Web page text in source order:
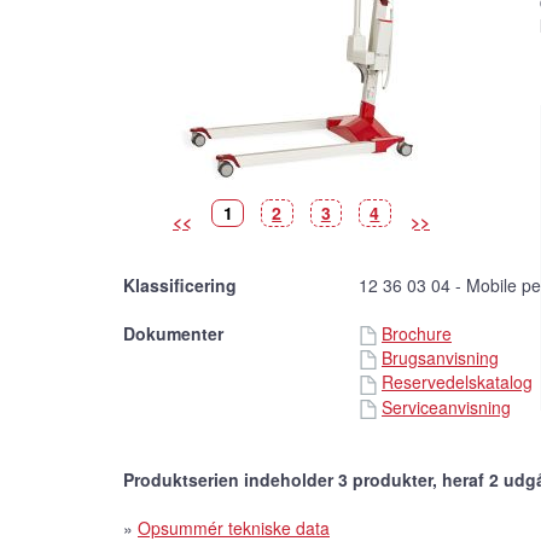
<< >>
Billede
1 (Vist
billede)
Billede
2 Billede
3 Billede
4
Klassificering
12 36 03 04 - Mobile
Dokumenter
Brochure
Brugsanvisning
Reservedelskatalog
Serviceanvisning
Produktserien indeholder 3 produkter, heraf 2
» Opsummér tekniske data